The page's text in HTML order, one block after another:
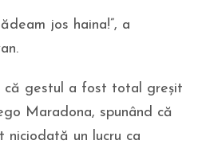
jos haina!”, a
că gestul a fost total greșit
Maradona, spunând că
niciodată un lucru ca